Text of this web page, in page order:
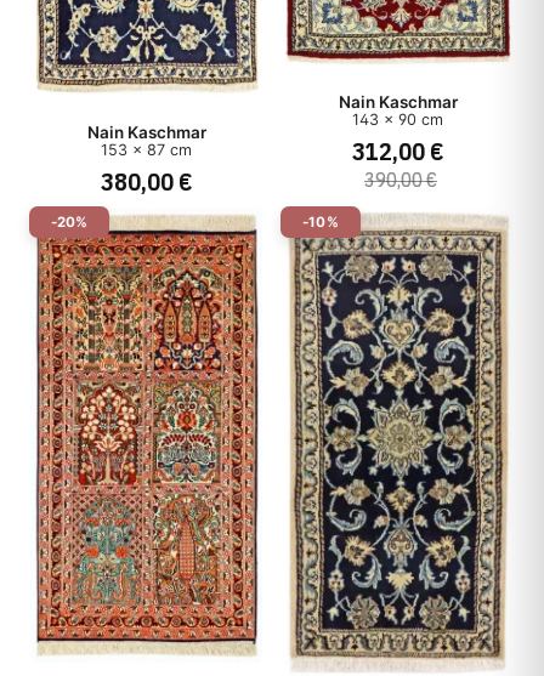
Nain Kaschmar
153 x 87 cm
380,00 €
Nain Kaschmar
143 x 90 cm
312,00 €
390,00 €
-20% -10%